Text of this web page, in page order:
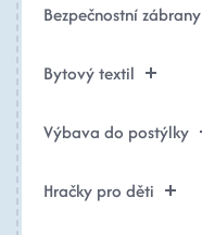
Bezpečnostní zábrany
Bytový textil
Výbava do postýlky
Hračky pro děti